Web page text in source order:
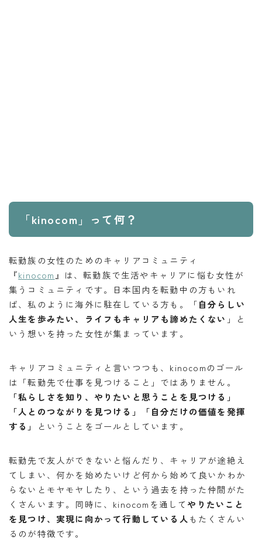
「kinocom」って何？
転勤族の女性のためのキャリアコミュニティ
『kinocom 』は、転勤族で生活やキャリアに悩む女性が
集うコミュニティです。日本国内を転勤中の方もいれ
ば、私のように海外に駐在している方も。「自分らしい
人生を歩みたい、ライフもキャリアも諦めたくない 」と
いう想いを持った女性が集まっています。
キャリアコミュニティと言いつつも、kinocomのゴール
は「転勤先で仕事を見つけること」ではありません。
「私らしさを知り、やりたいと思うことを見つける」
「人とのつながりを見つける」「自分だけの価値を発揮
する」
ということをゴールとしています。
転勤先で友人ができないと悩んだり、キャリアが途絶え
てしまい、何かを始めたいけど何から始めて良いかわか
らないとモヤモヤしたり、という過去を持った仲間がた
くさんいます。同時に、kinocomを通してやりたいこと
を見つけ、実現に向かって行動している人 もたくさんい
るのが特徴です。